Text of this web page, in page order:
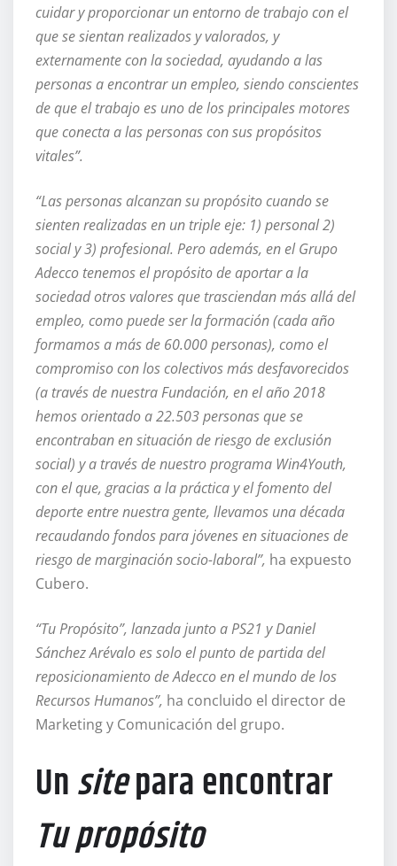
cuidar y proporcionar un entorno de trabajo con el
que se sientan realizados y valorados, y
externamente con la sociedad, ayudando a las
personas a encontrar un empleo, siendo conscientes
de que el trabajo es uno de los principales motores
que conecta a las personas con sus propósitos
vitales”.
“Las personas alcanzan su propósito cuando se
sienten realizadas en un triple eje: 1) personal 2)
social y 3) profesional. Pero además, en el Grupo
Adecco tenemos el propósito de aportar a la
sociedad otros valores que trasciendan más allá del
empleo, como puede ser la formación (cada año
formamos a más de 60.000 personas), como el
compromiso con los colectivos más desfavorecidos
(a través de nuestra Fundación, en el año 2018
hemos orientado a 22.503 personas que se
encontraban en situación de riesgo de exclusión
social) y a través de nuestro programa Win4Youth,
con el que, gracias a la práctica y el fomento del
deporte entre nuestra gente, llevamos una década
recaudando fondos para jóvenes en situaciones de
riesgo de marginación socio-laboral”, ha expuesto
Cubero.
“Tu Propósito”, lanzada junto a PS21 y Daniel
Sánchez Arévalo es solo el punto de partida del
reposicionamiento de Adecco en el mundo de los
Recursos Humanos”, ha concluido el director de
Marketing y Comunicación del grupo.
Unsitepara encontrar
Tu propósito